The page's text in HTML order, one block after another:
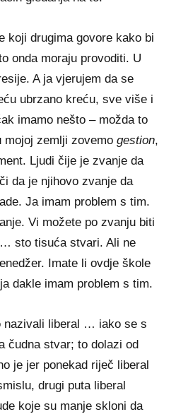
koji drugima govore kako bi
onda moraju provoditi. U
A ja vjerujem da se
ubrzano kreću, sve više i
imamo nešto – možda to
mojoj zemlji zovemo gestion,
Ljudi čije je zvanje da
da je njihovo zvanje da
Ja imam problem s tim.
Vi možete po zvanju biti
sto tisuća stvari. Ali ne
Imate li ovdje škole
dakle imam problem s tim.
nazivali liberal … iako se s
čudna stvar; to dolazi od
je jer ponekad riječ liberal
drugi puta liberal
koje su manje skloni da